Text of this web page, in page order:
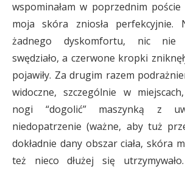
wspominałam w poprzednim
moja skóra zniosła perfekcyjnie.
żadnego dyskomfortu, nic nie
swędziało, a czerwone kropki
pojawiły. Za drugim razem
widoczne, szczególnie w
nogi “dogolić” maszynką z
niedopatrzenie (ważne, aby tuż
dokładnie dany obszar ciała, skóra
też nieco dłużej się